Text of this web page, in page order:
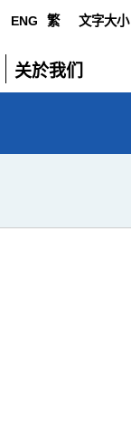
ENG 繁 文字大小
关於我们
展